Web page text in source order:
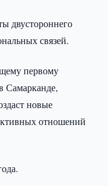
двустороннего
связей.
первому
Самарканде,
новые
отношений